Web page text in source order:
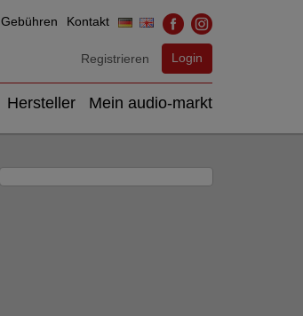
Gebühren Kontakt
Registrieren Login
Hersteller Mein audio-markt